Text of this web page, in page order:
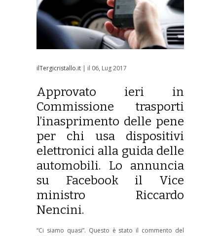
ilTergicristallo.it | il 06, Lug 2017
Approvato ieri in
Commissione trasporti
l’inasprimento delle pene
per chi usa dispositivi
elettronici alla guida delle
automobili. Lo annuncia
su Facebook il Vice
ministro Riccardo
Nencini.
“Ci siamo quasi”. Questo è stato il commento del